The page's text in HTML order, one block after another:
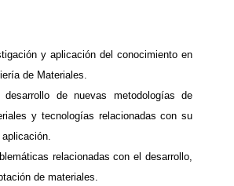
y aplicación del conocimiento en
de Materiales.
desarrollo de nuevas metodologías de
y tecnologías relacionadas con su
relacionadas con el desarrollo,
de materiales.